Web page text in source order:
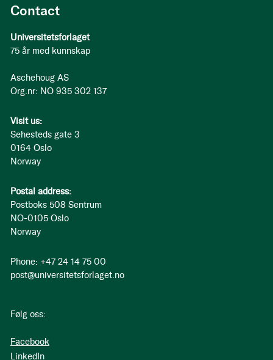
Contact
Universitetsforlaget
75 år med kunnskap
Aschehoug AS
Org.nr: NO 935 302 137
Visit us:
Sehesteds gate 3
0164 Oslo
Norway
Postal address:
Postboks 508 Sentrum
NO-0105 Oslo
Norway
Phone: +47 24 14 75 00
post@universitetsforlaget.no
Følg oss:
Facebook
LinkedIn